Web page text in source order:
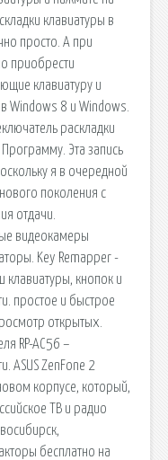
клавиатуры в
просто. А при
приобрести
клавиатуру и
Windows 8 и Windows.
раскладки
Эта запись
я в очередной
поколения с
отдачи.
видеокамеры
Key Remapper -
кнопок и
простое и быстрое
открытых.
RP-AC56 –
ASUS ZenFone 2
корпусе, который,
ТВ и радио
бесплатно на